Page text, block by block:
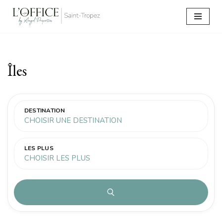
Aller
Îles
DESTINATION
CHOISIR UNE DESTINATION
LES PLUS
CHOISIR LES PLUS